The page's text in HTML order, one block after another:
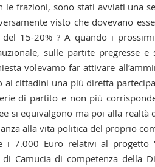
le frazioni, sono stati avviati una
visto che dovevano
del 15-20% ? A quando i
sulle partite pregresse
volevamo far attivare
ai cittadini una più diretta
di partito e non più
si equivalgono ma poi alla
alla vita politica del proprio
i 7.000 Euro relativi al progetto
di Camucia di competenza della